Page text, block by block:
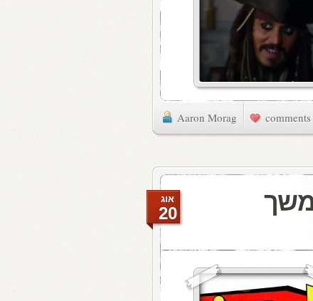
Aaron Morag
אוג
20